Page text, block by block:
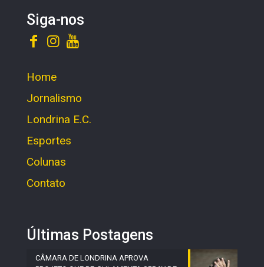
Siga-nos
Home
Jornalismo
Londrina E.C.
Esportes
Colunas
Contato
Últimas Postagens
CÂMARA DE LONDRINA APROVA